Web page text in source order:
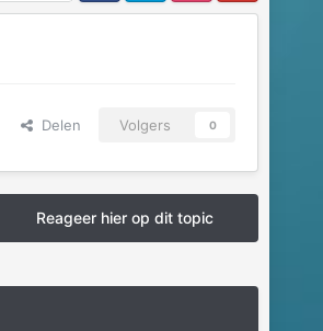
Delen Volgers 0
Reageer hier op dit topic